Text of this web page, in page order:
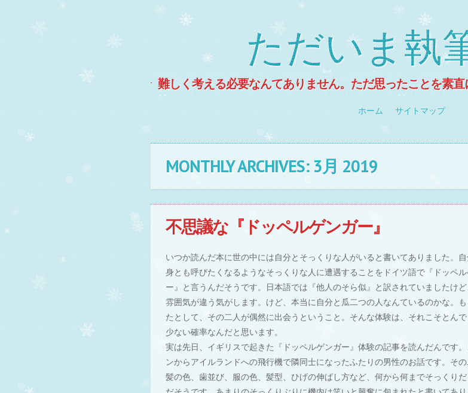
ただいま執
難しく考える必要なんてありません。ただ思ったことを素
ホーム サイトマップ
MONTHLY ARCHIVES:3月 2019
不思議な『ドッペルゲンガー』
いつか読んだ本に世の中には自分とそっくりな人がいると書いてありました。
身とも呼びたくなるようなそっくりな人に遭遇することをドイツ語で『ドッペ
ー』と言うんだそうです。日本語では『他人のそら似』と訳されていましたけ
雰囲気が違う気がします。けど、本当に自分と瓜二つの人なんているのかな。
たとして、その二人が偶然に出会うということ。そんな体験は、それこそとんで
少ない確率なんだと思います。
実は先日、イギリスで起きた『ドッペルゲンガー』体験の記事を読んだんです
ンからアイルランドへの飛行機で隣同士になったふたりの男性のお話です。そ
髪の色、歯並び、服の色、髪型、ひげの伸ばし方など、何から何までそっくり